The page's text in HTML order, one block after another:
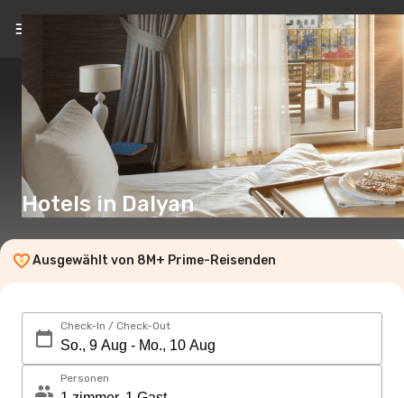
DE(€)
Hotels in Dalyan
Ausgewählt von 8M+ Prime-Reisenden
Check-In / Check-Out
Personen